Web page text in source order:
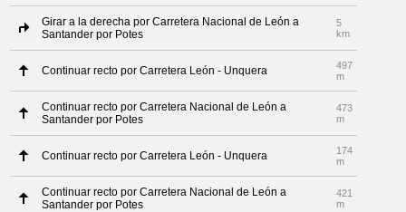
Girar a la derecha por Carretera Nacional de León a
Santander por Potes
5
km
Continuar recto por Carretera León - Unquera
497
m
Continuar recto por Carretera Nacional de León a
Santander por Potes
473
m
Continuar recto por Carretera León - Unquera
174
m
Continuar recto por Carretera Nacional de León a
Santander por Potes
421
m